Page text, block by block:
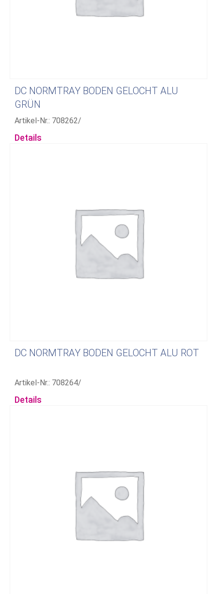
DC NORMTRAY BODEN GELOCHT ALU
GRÜN
Artikel-Nr.: 708262/
Details
DC NORMTRAY BODEN GELOCHT ALU ROT
Artikel-Nr.: 708264/
Details